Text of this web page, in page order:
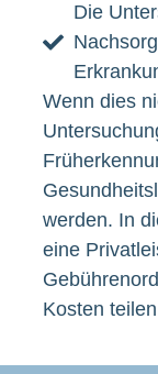
Die
Wenn dies
werden. In
eine
Kosten